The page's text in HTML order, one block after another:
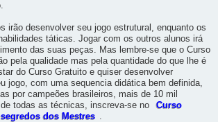
irão desenvolver seu jogo estrutural, enquanto os
táticas. Jogar com os outros alunos irá
das suas peças. Mas lembre-se que o Curso
pela qualidade mas pela quantidade do que lhe é
do Curso Gratuito e quiser desenvolver
jogo, com uma sequencia didática bem definida,
por campeões brasileiros, mais de 10 mil
todas as técnicas, inscreva-se no
Curso
dos Mestres .